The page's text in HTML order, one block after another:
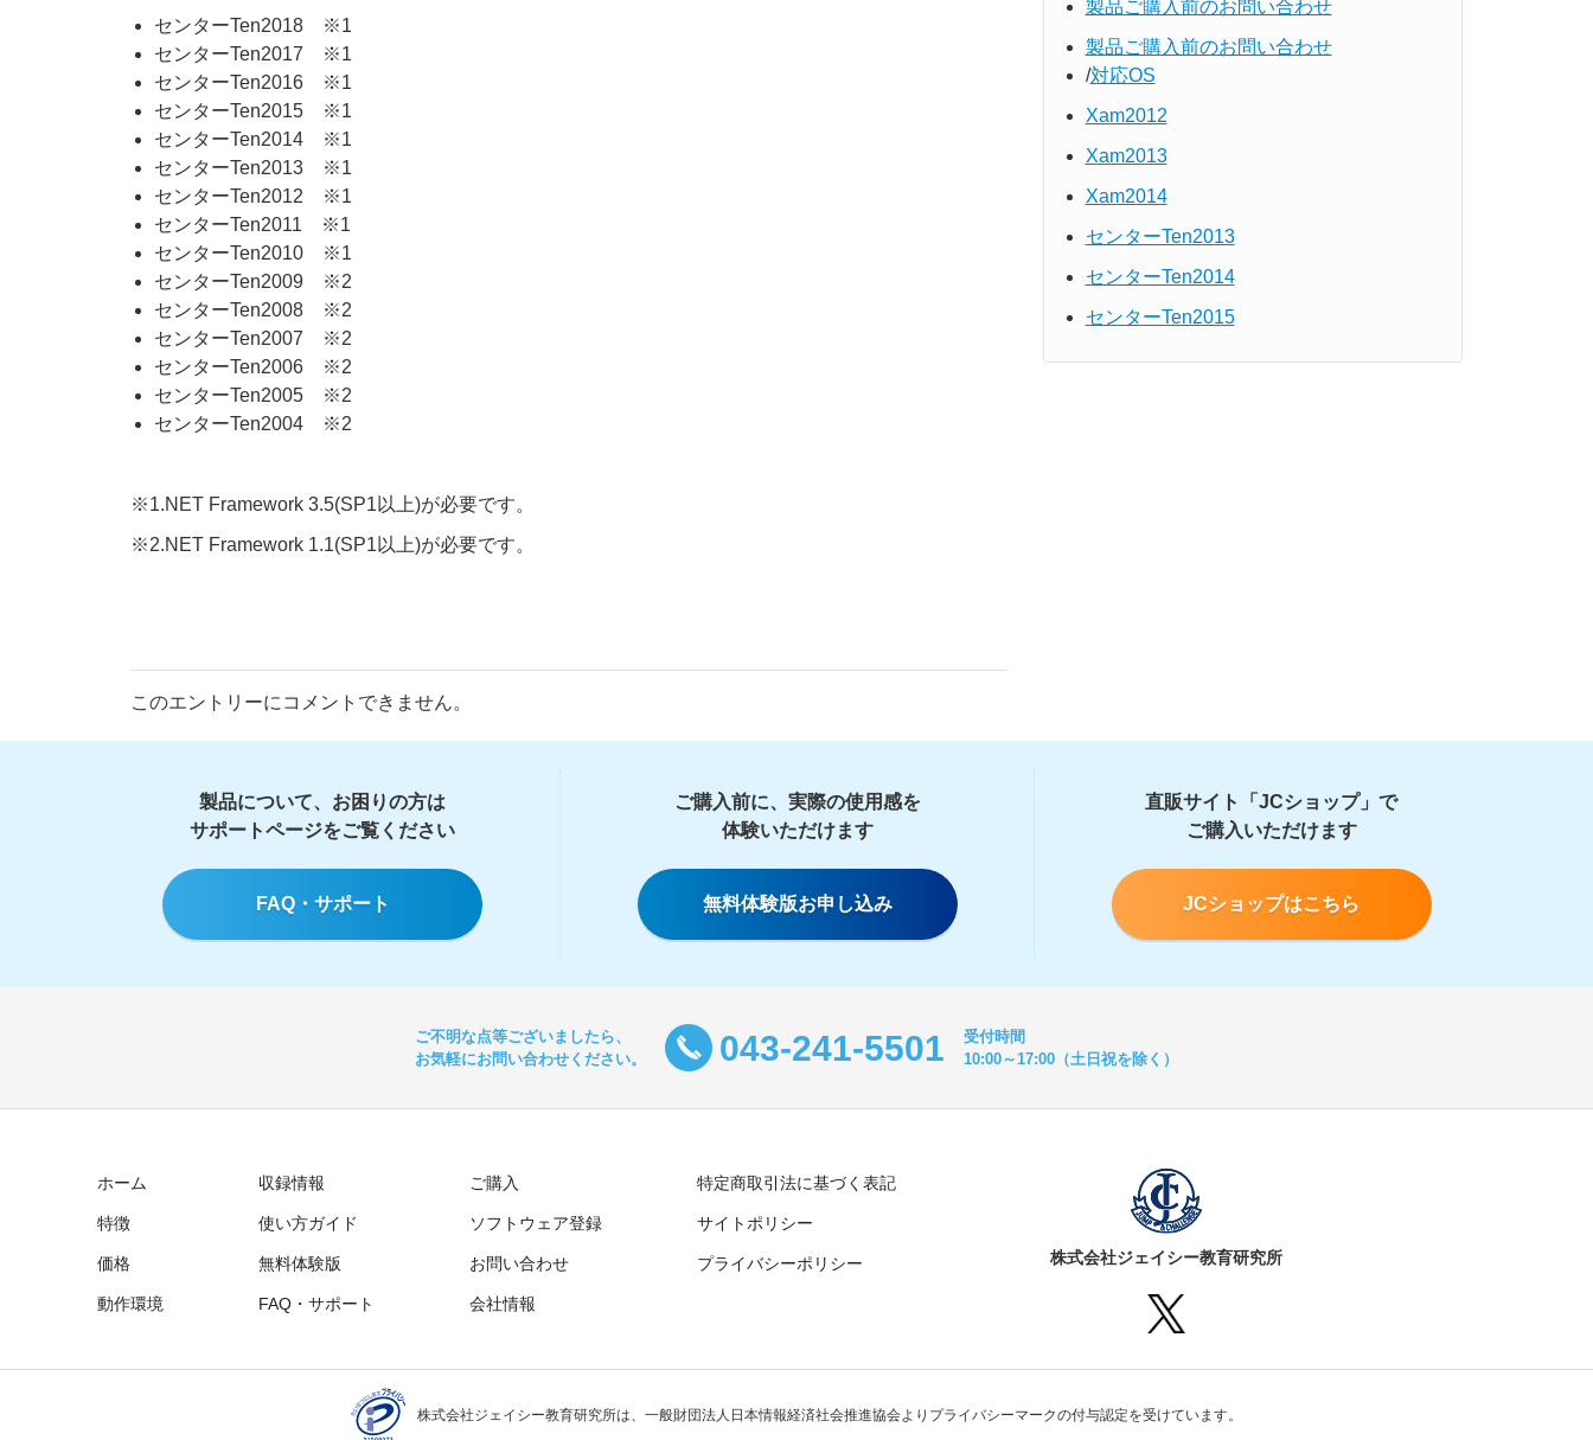
センターTen2018 ※1
センターTen2017 ※1
センターTen2016 ※1
センターTen2015 ※1
センターTen2014 ※1
センターTen2013 ※1
センターTen2012 ※1
センターTen2011 ※1
センターTen2010 ※1
センターTen2009 ※2
センターTen2008 ※2
センターTen2007 ※2
センターTen2006 ※2
センターTen2005 ※2
センターTen2004 ※2
※1.NET Framework 3.5(SP1以上)が必要です。
※2.NET Framework 1.1(SP1以上)が必要です。
このエントリーにコメントできません。
製品ご購入前のお問い合わせ
製品ご購入前のお問い合わせ
対応OS
Xam2012
Xam2013
Xam2014
センターTen2013
センターTen2014
センターTen2015
製品について、お困りの方は
サポートページをご覧ください
FAQ・サポート
ご購入前に、実際の使用感を
体験いただけます
無料体験版お申し込み
直販サイト「JCショップ」で
ご購入いただけます
JCショップはこちら
ご不明な点等ございましたら、
お気軽にお問い合わせください。
043-241-5501
受付時間
10:00～17:00（土日祝を除く）
ホーム
特徴
価格
動作環境
収録情報
使い方ガイド
無料体験版
FAQ・サポート
ご購入
ソフトウェア登録
お問い合わせ
会社情報
特定商取引法に基づく表記
サイトポリシー
プライバシーポリシー 株式会社ジェイシー教育研究所
株式会社ジェイシー教育研究所は、一般財団法人日本情報経済社会推進協会よりプライバシーマークの付与認定を受けています。